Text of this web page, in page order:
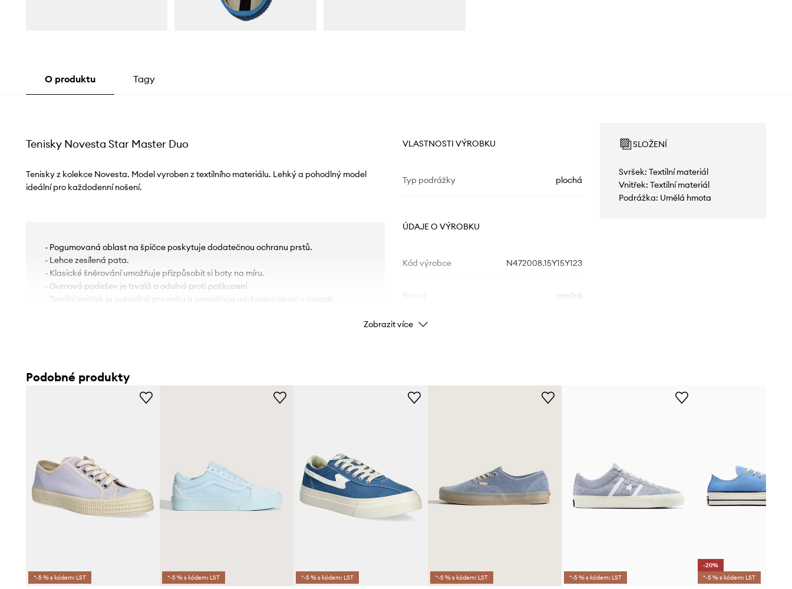
O produktu Tagy
Tenisky Novesta Star Master Duo
Tenisky z kolekce Novesta. Model vyroben z textilního materiálu. Lehký a pohodlný model
ideální pro každodenní nošení.
- Pogumovaná oblast na špičce poskytuje dodatečnou ochranu prstů.
- Lehce zesílená pata.
- Klasické šněrování umožňuje přizpůsobit si boty na míru.
- Gumová podešev je trvalá a odolná proti poškození.
- Textilní vnitřek je pohodlný pro nohu a usnadňuje udržování obuvi v čistotě.
VLASTNOSTI VÝROBKU
Typ podrážky plochá
ÚDAJE O VÝROBKU
Kód výrobce N472008.15Y15Y123
modrá
Značka
SLOŽENÍ
Svršek: Textilní materiál
Vnitřek: Textilní materiál
Podrážka: Umělá hmota
Zobrazit více
Podobné produkty
*-5 % s kódem: LST *-5 % s kódem: LST *-5 % s kódem: LST *-5 % s kódem: LST *-5 % s kódem: LST
-20%
*-5 % s kódem: LST